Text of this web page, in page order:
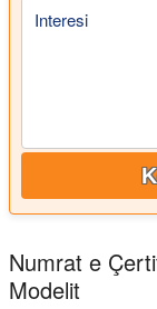
Interesi
Numrat e
Modelit